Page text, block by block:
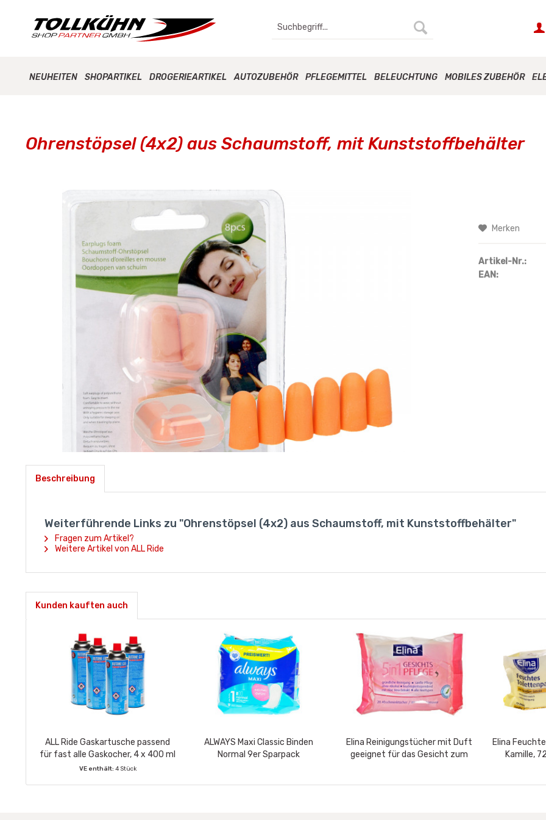
NEUHEITEN SHOPARTIKEL DROGERIEARTIKEL AUTOZUBEHÖR PFLEGEMITTEL BELEUCHTUNG MOBILES ZUBEHÖR
Ohrenstöpsel (4x2) aus Schaumstoff, mit Kunststoffbehälter
Merken
Artikel-Nr.:
EAN:
Beschreibung
Weiterführende Links zu "Ohrenstöpsel (4x2) aus Schaumstoff, mit Kunststoffbehälter"
Fragen zum Artikel?
Weitere Artikel von ALL Ride
Kunden kauften auch
ALL Ride Gaskartusche passend
für fast alle Gaskocher, 4 x 400 ml
VE enthält: 4 Stück
ALWAYS Maxi Classic Binden
Normal 9er Sparpack
Elina Reinigungstücher mit Duft
geeignet für das Gesicht zum
Elina
Kamille,